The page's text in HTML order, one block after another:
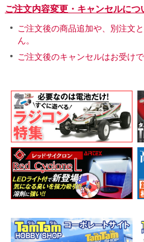
ご注文内容変更・キャンセルにつ
ご注文後の商品追加や、別注文
ん。
ご注文後のキャンセルはお受け